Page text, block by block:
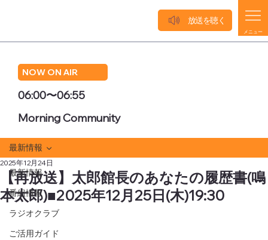
NOW ON AIR
06:00〜06:55
Morning Community
メニュー
放送を聴く
最新情報
番組情報
ラジオクラブ
ご活用ガイド
最新情報
【再放送】太郎館長のあなたの履歴書(鳴
本太郎)■2025年12月25日(木)19:30
2025年12月24日